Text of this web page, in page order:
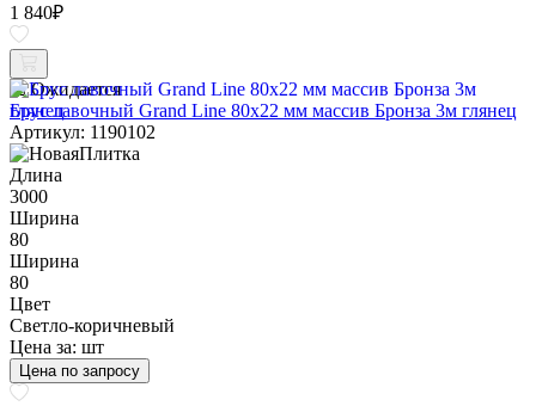
1 840₽
Ожидается
Брус лавочный Grand Line 80х22 мм массив Бронза 3м глянец
Артикул: 1190102
Длина
3000
Ширина
80
Ширина
80
Цвет
Светло-коричневый
Цена за: шт
Цена по запросу